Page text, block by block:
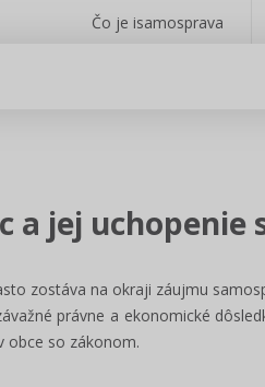
Čo je isamosprava
a jej uchopenie
zostáva na okraji záujmu
právne a ekonomické
obce so zákonom.